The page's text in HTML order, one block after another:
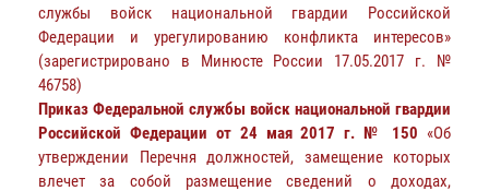
службы войск национальной гвардии Российской
Федерации и урегулированию конфликта интересов»
(зарегистрировано в Минюсте России 17.05.2017 г. №
46758)
Приказ Федеральной службы войск национальной гвардии
Российской Федерации от 24 мая 2017 г. № 150 «Об
утверждении Перечня должностей, замещение которых
влечет за собой размещение сведений о доходах,